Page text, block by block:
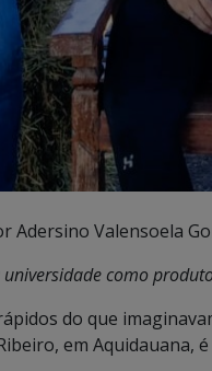
Adersino Valensoela
como
do que
em Aquidauana,